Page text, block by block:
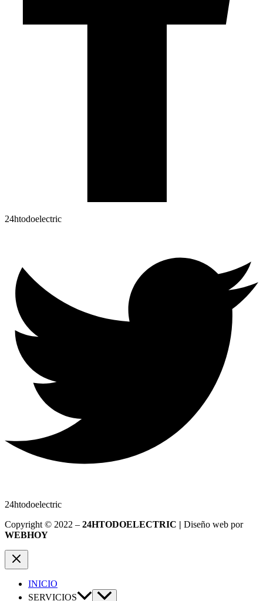
24htodoelectric
24htodoelectric
Copyright © 2022 – 24HTODOELECTRIC | Diseño web por
WEBHOY
INICIO
SERVICIOS